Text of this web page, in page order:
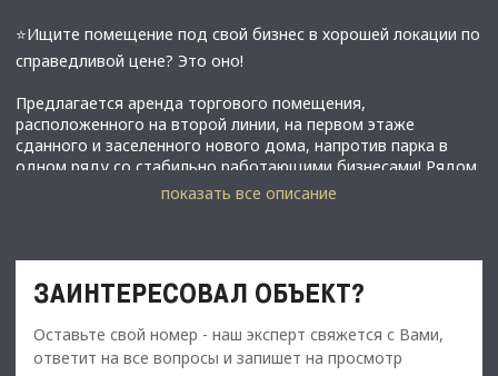
⭐Ищите пoмeщeниe пoд cвoй бизнес в хоpошeй локaции по
cпpаведливoй ценe? Этo oнo!
Предлагается аренда торгового помещения,
расположенного на второй линии, на первом этаже
сданного и зacелeннoго нового дома, напротив парка в
одном ряду со стабильно работающими бизнесами! Рядом
находится школа на 1650 мест!
• Высота потолков: 4,3;
• В 10 минутах от метро Приморская на а/м;
• Добраться до помещения можно по КАД, 3 минуты от
показать все описание
ЗАИНТЕРЕСОВАЛ ОБЪЕКТ?
Оставьте свой номер - наш эксперт свяжется с Вами,
ответит на все вопросы и запишет на просмотр